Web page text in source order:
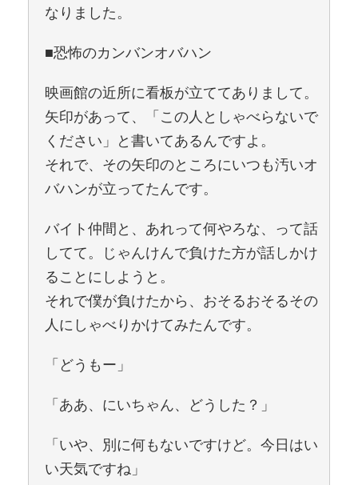
なりました。
■恐怖のカンバンオバハン
映画館の近所に看板が立ててありまして。
矢印があって、「この人としゃべらないで
ください」と書いてあるんですよ。
それで、その矢印のところにいつも汚いオ
バハンが立ってたんです。
バイト仲間と、あれって何やろな、って話
してて。じゃんけんで負けた方が話しかけ
ることにしようと。
それで僕が負けたから、おそるおそるその
人にしゃべりかけてみたんです。
「どうもー」
「ああ、にいちゃん、どうした？」
「いや、別に何もないですけど。今日はい
い天気ですね」